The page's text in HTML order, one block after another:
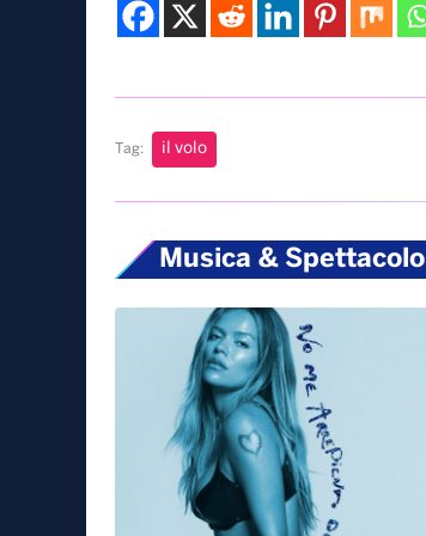
Tag: il volo
Musica & Spettacolo